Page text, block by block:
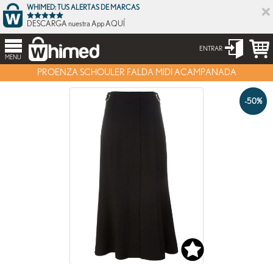
×
WHIMED: TUS ALERTAS DE MARCAS
DESCARGA nuestra App AQUÍ
MENU
ENTRAR
PROENZA SCHOULER FALDA MIDI ACAMPANADA
-50%